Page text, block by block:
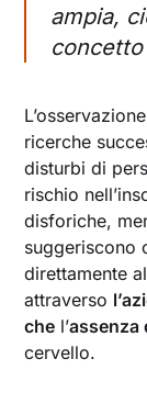
ampia,
ricerche
disturbi di
rischio
disforiche,
suggeriscono
direttamente
attraverso
che l’assenza
cervello.